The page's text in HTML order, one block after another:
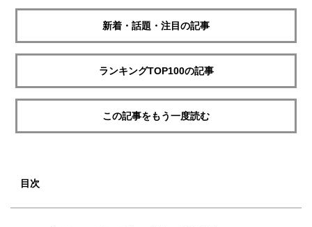
新着・話題・注目の記事
ランキングTOP100の記事
この記事をもう一度読む
目次